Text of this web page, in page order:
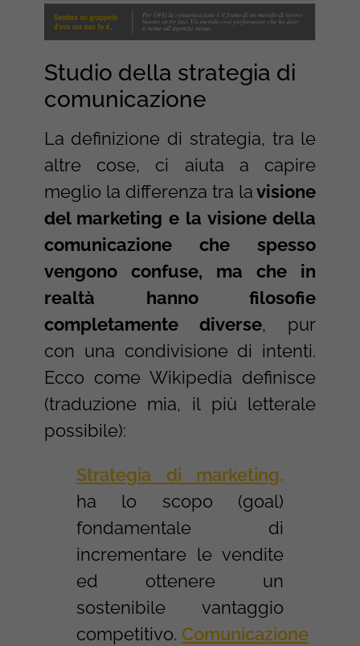
Studio della strategia di
comunicazione
La definizione di strategia, tra le
altre cose, ci aiuta a capire
meglio la differenza tra lavisione
del marketing e la visione della
comunicazione che spesso
vengono confuse, ma che in
realtà hanno filosofie
completamente diverse, pur
con una condivisione di intenti.
Ecco come Wikipedia definisce
(traduzione mia, il più letterale
possibile):
Strategia di marketing,
ha lo scopo (goal)
fondamentale di
incrementare le vendite
ed ottenere un
sostenibile vantaggio
competitivo. Comunicazione